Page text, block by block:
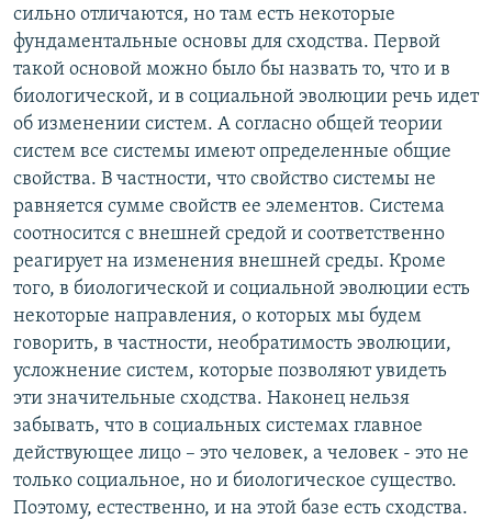
сильно отличаются, но там есть некоторые
фундаментальные основы для сходства. Первой
такой основой можно было бы назвать то, что и в
биологической, и в социальной эволюции речь идет
об изменении систем. А согласно общей теории
систем все системы имеют определенные общие
свойства. В частности, что свойство системы не
равняется сумме свойств ее элементов. Система
соотносится с внешней средой и соответственно
реагирует на изменения внешней среды. Кроме
того, в биологической и социальной эволюции есть
некоторые направления, о которых мы будем
говорить, в частности, необратимость эволюции,
усложнение систем, которые позволяют увидеть
эти значительные сходства. Наконец нельзя
забывать, что в социальных системах главное
действующее лицо – это человек, а человек - это не
только социальное, но и биологическое существо.
Поэтому, естественно, и на этой базе есть сходства.